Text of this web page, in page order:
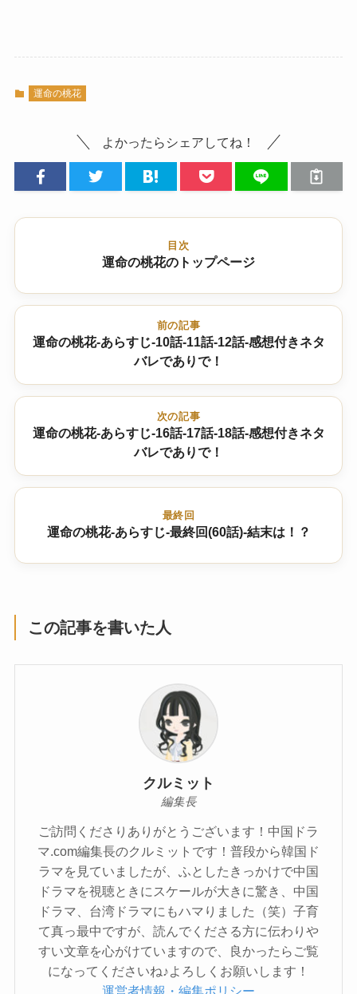
運命の桃花
よかったらシェアしてね！
目次
運命の桃花のトップページ
前の記事
運命の桃花-あらすじ-10話-11話-12話-感想付きネタ
バレでありで！
次の記事
運命の桃花-あらすじ-16話-17話-18話-感想付きネタ
バレでありで！
最終回
運命の桃花-あらすじ-最終回(60話)-結末は！？
この記事を書いた人
クルミット
編集長
ご訪問くださりありがとうございます！中国ドラ
マ.com編集長のクルミットです！普段から韓国ド
ラマを見ていましたが、ふとしたきっかけで中国
ドラマを視聴ときにスケールが大きに驚き、中国
ドラマ、台湾ドラマにもハマりました（笑）子育
て真っ最中ですが、読んでくださる方に伝わりや
すい文章を心がけていますので、良かったらご覧
になってくださいね♪よろしくお願いします！
運営者情報・編集ポリシー